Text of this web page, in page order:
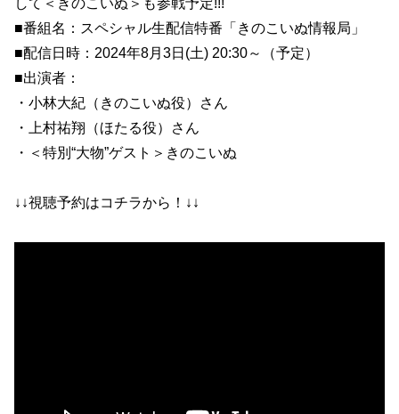
■番組名：スペシャル生配信特番「きのこいぬ情報局」
■配信日時：2024年8月3日(土) 20:30～（予定）
■出演者：
・小林大紀（きのこいぬ役）さん
・上村祐翔（ほたる役）さん
・＜特別“大物”ゲスト＞きのこいぬ
↓↓視聴予約はコチラから！↓↓